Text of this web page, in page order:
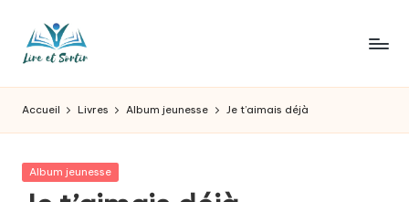
L
ir
e
e
pour
les
goûts,
Accueil Livres Album jeunesse Je t’aimais déjà
Posted
Album jeunesse